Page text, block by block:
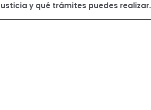
y qué trámites puedes realizar.